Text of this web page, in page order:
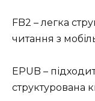
FB2 – легка
читання з
EPUB –
структурована